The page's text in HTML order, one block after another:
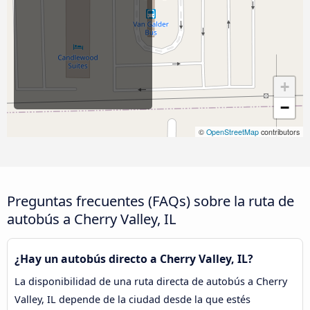
+
−
© OpenStreetMap contributors
Preguntas frecuentes (FAQs) sobre la ruta de
autobús a Cherry Valley, IL
¿Hay un autobús directo a Cherry Valley, IL?
La disponibilidad de una ruta directa de autobús a Cherry
Valley, IL depende de la ciudad desde la que estés